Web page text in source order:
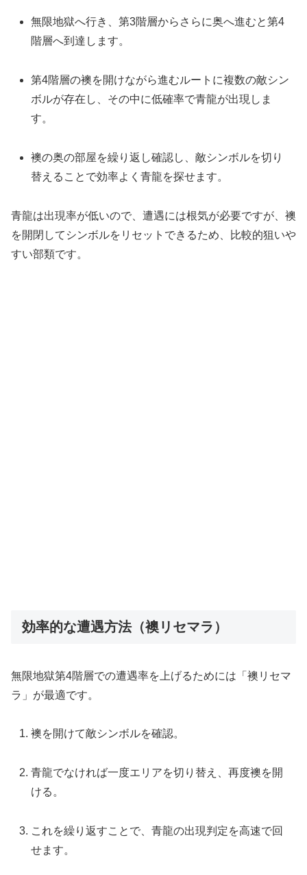
無限地獄へ行き、第3階層からさらに奥へ進むと第4
階層へ到達します。
第4階層の襖を開けながら進むルートに複数の敵シン
ボルが存在し、その中に低確率で青龍が出現しま
す。
襖の奥の部屋を繰り返し確認し、敵シンボルを切り
替えることで効率よく青龍を探せます。
青龍は出現率が低いので、遭遇には根気が必要ですが、襖
を開閉してシンボルをリセットできるため、比較的狙いや
すい部類です。
効率的な遭遇方法（襖リセマラ）
無限地獄第4階層での遭遇率を上げるためには「襖リセマ
ラ」が最適です。
襖を開けて敵シンボルを確認。
青龍でなければ一度エリアを切り替え、再度襖を開
ける。
これを繰り返すことで、青龍の出現判定を高速で回
せます。